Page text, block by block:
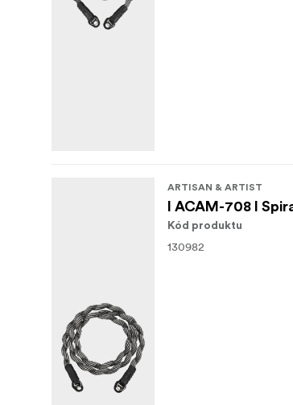
ARTISAN & ARTIST
I ACAM-708 I
Kód produktu
130982